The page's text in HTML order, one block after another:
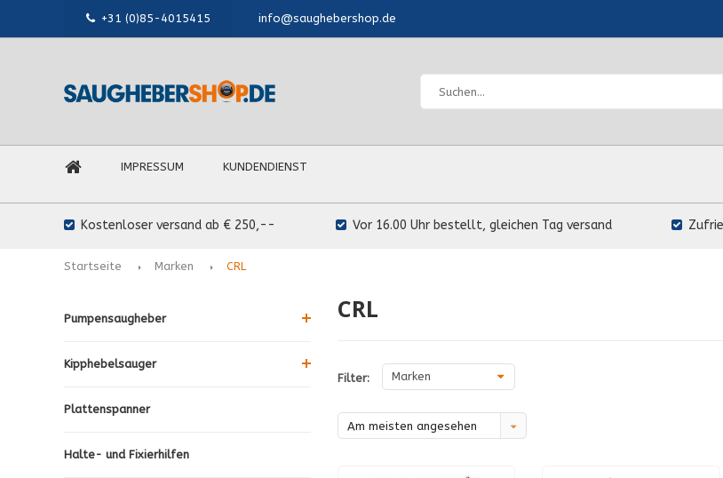
+31 (0)85-4015415 info@saughebershop.de
IMPRESSUM KUNDENDIENST
Kostenloser versand ab € 250,-- Vor 16.00 Uhr bestellt, gleichen Tag versand
Startseite Marken CRL
Pumpensaugheber
Kipphebelsauger
Plattenspanner
Halte- und Fixierhilfen
CRL
Filter: Marken
Am meisten angesehen